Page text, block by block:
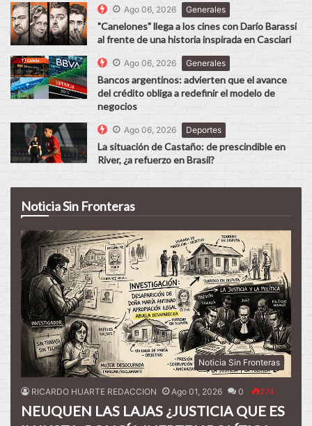
Ago 06, 2026 Generales
"Canelones" llega a los cines con Darío Barassi
al frente de una historia inspirada en Casciari
Ago 06, 2026 Generales
Bancos argentinos: advierten que el avance
del crédito obliga a redefinir el modelo de
negocios
Ago 06, 2026 Deportes
La situación de Castaño: de prescindible en
River, ¿a refuerzo en Brasil?
Noticia Sin Fronteras
Noticia Sin Fronteras
RICARDO HUARTE REDACCION Ago 01, 2026 0 274
NEUQUEN LAS LAJAS ¿JUSTICIA QUE ES